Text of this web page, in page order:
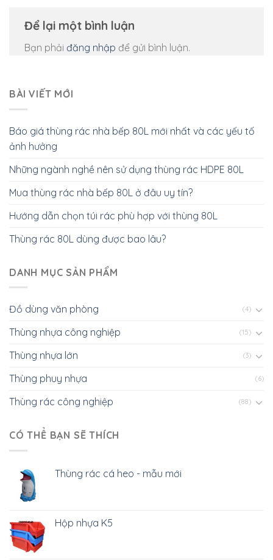
Để lại một bình luận
Bạn phải đăng nhập để gửi bình luận.
BÀI VIẾT MỚI
Báo giá thùng rác nhà bếp 80L mới nhất và các yếu tố
ảnh hưởng
Những ngành nghề nên sử dụng thùng rác HDPE 80L
Mua thùng rác nhà bếp 80L ở đâu uy tín?
Hướng dẫn chọn túi rác phù hợp với thùng 80L
Thùng rác 80L dùng được bao lâu?
DANH MỤC SẢN PHẨM
Đồ dùng văn phòng (4)
Thùng nhựa công nghiệp (15)
Thùng nhựa lớn (3)
Thùng phuy nhựa (6)
Thùng rác công nghiệp (88)
CÓ THỂ BẠN SẼ THÍCH
Thùng rác cá heo - mẫu mới
Hộp nhựa K5